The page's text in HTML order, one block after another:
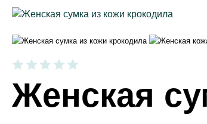
Женская